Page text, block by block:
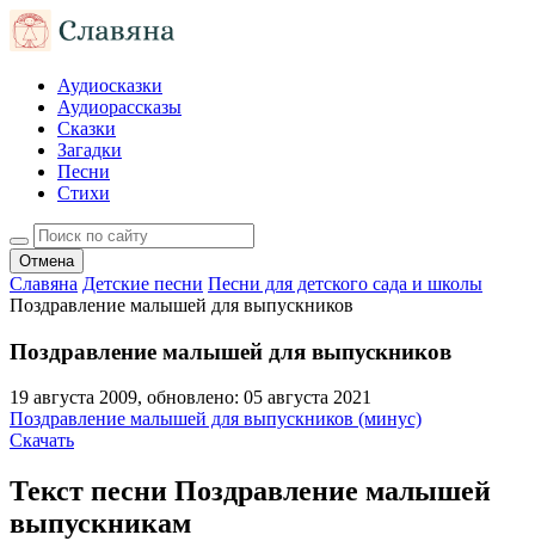
Аудиосказки
Аудиорассказы
Сказки
Загадки
Песни
Стихи
Отмена
Славяна Детские песни Песни для детского сада и школы
Поздравление малышей для выпускников
Поздравление малышей для выпускников
19 августа 2009, обновлено: 05 августа 2021
Поздравление малышей для выпускников (минус)
Скачать
Текст песни Поздравление малышей
выпускникам